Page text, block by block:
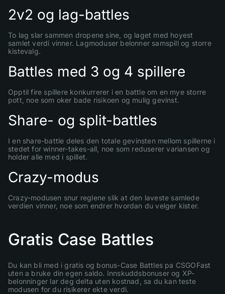
2v2 og lag-battles
To lag slar sammen dropene sine, og laget med hoyest
samlet verdi vinner. Lagmoduser belonner samspill og storre
kistevalg.
Battles med 3 og 4 spillere
Opptil fire spillere konkurrerer i en battle om en mye storre
pott, noe som oker bade risikoen og mulig gevinst.
Share- og split-battles
I en share-battle deles den totale gevinsten mellom spillerne i
stedet for winner-takes-all, noe som reduserer variansen og
holder alle med i spillet.
Crazy-modus
Crazy-modusen snur reglene slik at den laveste samlede
verdien vinner, noe som endrer hvordan du velger kister.
Gratis Case Battles
Du kan bli med i gratis og bonus-Case Battles pa CSGOFast
uten a bruke din egen saldo. Innskuddsbonuser og XP-
belonninger lar deg delta uten kostnad, sa du kan teste
modusen for du risikerer ekte verdi.